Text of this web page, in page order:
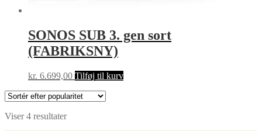
SONOS SUB 3. gen sort
(FABRIKSNY)
kr. 6.699,00 Tilføj til kurv
Viser 4 resultaterSorteret